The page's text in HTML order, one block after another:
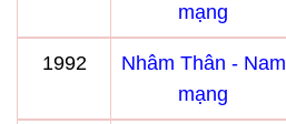
mạng
1992
Nhâm Thân - Nam
mạng